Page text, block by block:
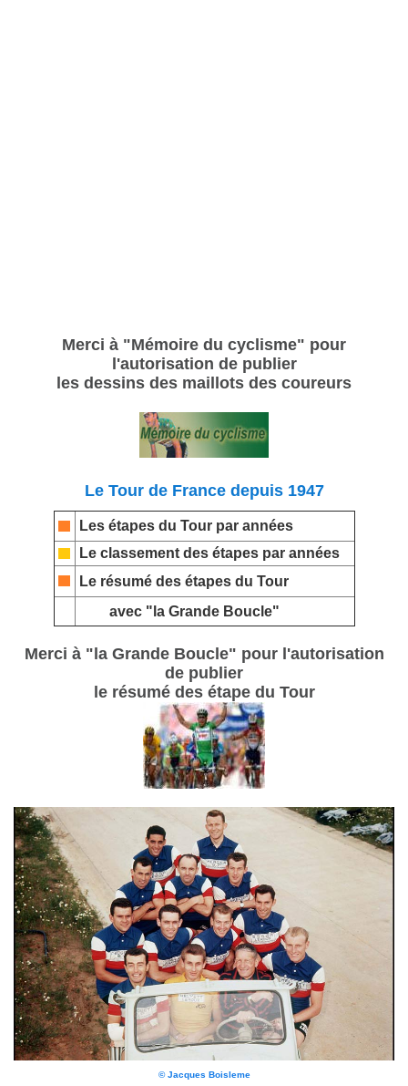
Merci à "Mémoire du cyclisme" pour
l'autorisation de publier
les dessins des maillots des coureurs
Le Tour de France depuis 1947
Les étapes du Tour par années
Le classement des étapes par années
Le résumé des étapes du Tour
avec "la Grande Boucle"
Merci à "la Grande Boucle" pour l'autorisation
de publier
le résumé des étape du Tour
© Jacques Boisleme